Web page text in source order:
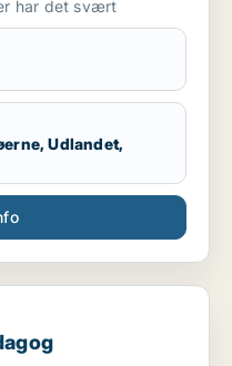
har det svært
Udlandet,